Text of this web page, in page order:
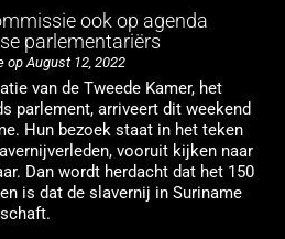
ook op agenda
parlementariërs
op August 12, 2022
van de Tweede Kamer, het
parlement, arriveert dit weekend
Hun bezoek staat in het teken
vooruit kijken naar
Dan wordt herdacht dat het 150
is dat de slavernij in Suriname